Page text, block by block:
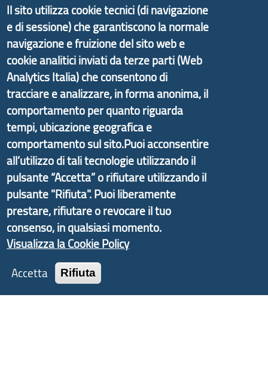
Il portale di marketing territoriale e sviluppo locale
di Genova Città Metropolitana si è sviluppato a
partire dal progetto nazionale Aree Interne
promosso dal Dipartimento per lo Sviluppo
Economico e finalizzato al rilancio socio-economico
delle valli dell’entroterra. In particolare fornisce
informazioni ed aggiornamenti sulla
d'Area Antola-Tigullio, in collaborazione con Regione
Liguria ed ANCI Liguria.
Copyright © 2017 Città metropolitana di Genova |
CF: 80007350103
Tecnologie e Accessibilità
Privacy
Note Legali
Il sito utilizza cookie tecnici (di navigazione
e di sessione) che garantiscono la normale
navigazione e fruizione del sito web e
cookie analitici inviati da terze parti (Web
Analytics Italia) che consentono di
tracciare e analizzare, in forma anonima, il
comportamento per quanto riguarda
tempi, ubicazione geografica e
comportamento sul sito.Puoi acconsentire
all’utilizzo di tali tecnologie utilizzando il
pulsante “Accetta” o rifiutare utilizzando il
pulsante "Rifiuta". Puoi liberamente
prestare, rifiutare o revocare il tuo
consenso, in qualsiasi momento.
Visualizza la Cookie Policy
Accetta
Rifiuta